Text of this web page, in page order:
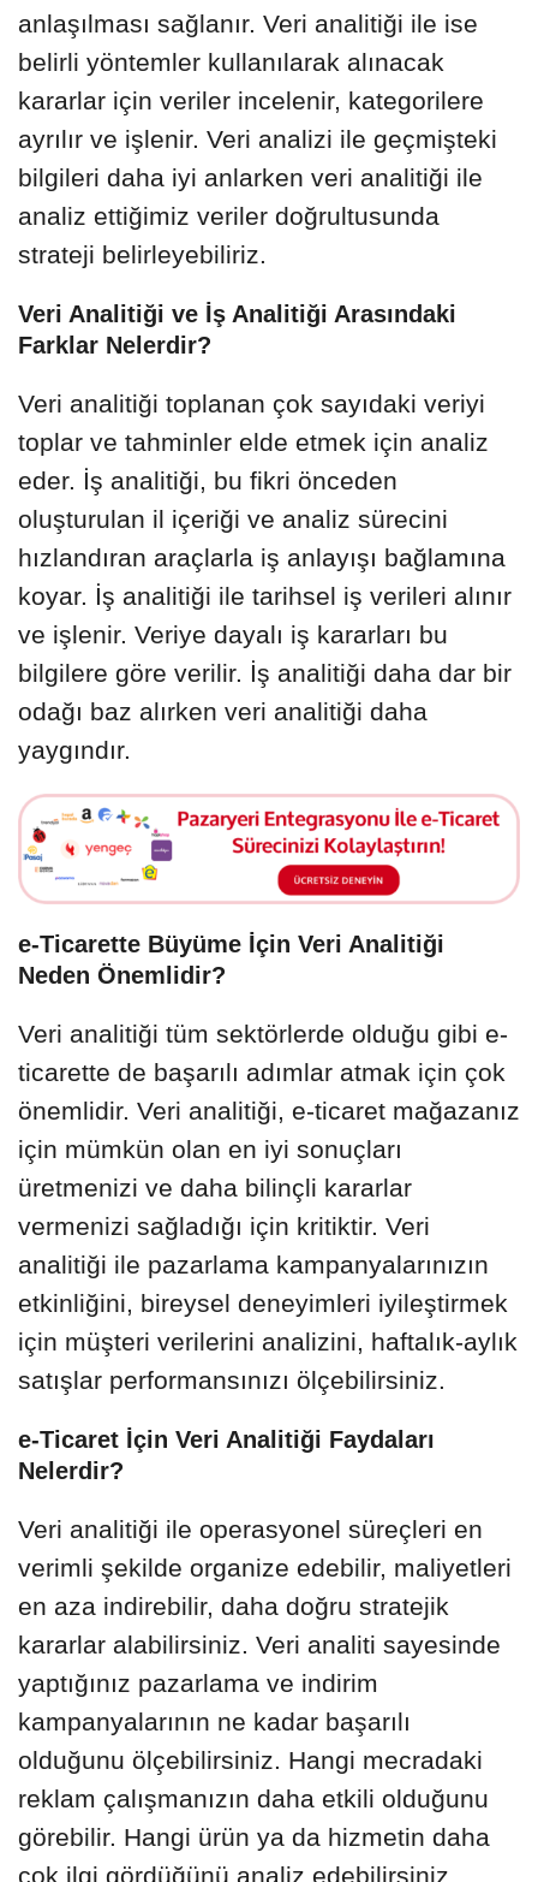
anlaşılması sağlanır. Veri analitiği ile ise
belirli yöntemler kullanılarak alınacak
kararlar için veriler incelenir, kategorilere
ayrılır ve işlenir. Veri analizi ile geçmişteki
bilgileri daha iyi anlarken veri analitiği ile
analiz ettiğimiz veriler doğrultusunda
strateji belirleyebiliriz.
Veri Analitiği ve İş Analitiği Arasındaki
Farklar Nelerdir?
Veri analitiği toplanan çok sayıdaki veriyi
toplar ve tahminler elde etmek için analiz
eder. İş analitiği, bu fikri önceden
oluşturulan il içeriği ve analiz sürecini
hızlandıran araçlarla iş anlayışı bağlamına
koyar. İş analitiği ile tarihsel iş verileri alınır
ve işlenir. Veriye dayalı iş kararları bu
bilgilere göre verilir. İş analitiği daha dar bir
odağı baz alırken veri analitiği daha
yaygındır.
e-Ticarette Büyüme İçin Veri Analitiği
Neden Önemlidir?
Veri analitiği tüm sektörlerde olduğu gibi e-
ticarette de başarılı adımlar atmak için çok
önemlidir. Veri analitiği, e-ticaret mağazanız
için mümkün olan en iyi sonuçları
üretmenizi ve daha bilinçli kararlar
vermenizi sağladığı için kritiktir. Veri
analitiği ile pazarlama kampanyalarınızın
etkinliğini, bireysel deneyimleri iyileştirmek
için müşteri verilerini analizini, haftalık-aylık
satışlar performansınızı ölçebilirsiniz.
e-Ticaret İçin Veri Analitiği Faydaları
Nelerdir?
Veri analitiği ile operasyonel süreçleri en
verimli şekilde organize edebilir, maliyetleri
en aza indirebilir, daha doğru stratejik
kararlar alabilirsiniz. Veri analiti sayesinde
yaptığınız pazarlama ve indirim
kampanyalarının ne kadar başarılı
olduğunu ölçebilirsiniz. Hangi mecradaki
reklam çalışmanızın daha etkili olduğunu
görebilir. Hangi ürün ya da hizmetin daha
çok ilgi gördüğünü analiz edebilirsiniz.